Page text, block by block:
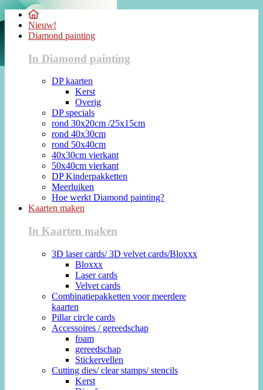
Nieuw!
Diamond painting
In Diamond painting
DP kaarten
Kerst
Overig
DP specials
rond 30x20cm /25x15cm
rond 40x30cm
rond 50x40cm
40x30cm vierkant
50x40cm vierkant
DP Kinderpakketten
Meerluiken
Hoe werkt Diamond painting?
Kaarten maken
In Kaarten maken
3D laser cards/ 3D velvet cards/Bloxxx
Bloxxx
Laser cards
Velvet cards
Combinatiepakketten voor meerdere
kaarten
Pillar circle cards
Accessoires / gereedschap
foam
gereedschap
Stickervellen
Cutting dies/ clear stamps/ stencils
Kerst